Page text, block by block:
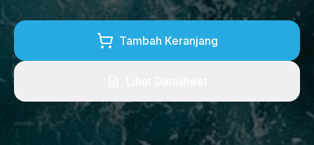
Tambah Keranjang